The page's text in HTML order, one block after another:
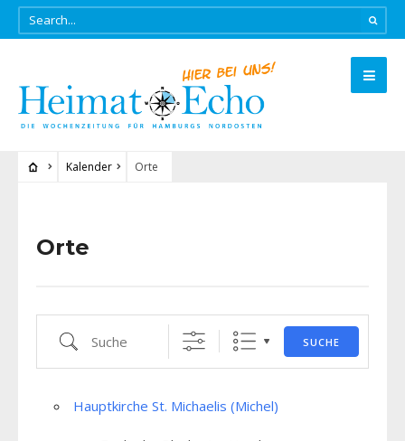
Kalender Orte
Orte
Suche SUCHE
Hauptkirche St. Michaelis (Michel)